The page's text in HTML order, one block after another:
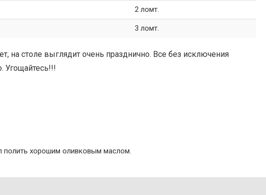
2 ломт.
3 ломт.
на столе выглядит очень празднично. Все без исключения
Угощайтесь!!!
полить хорошим оливковым маслом.